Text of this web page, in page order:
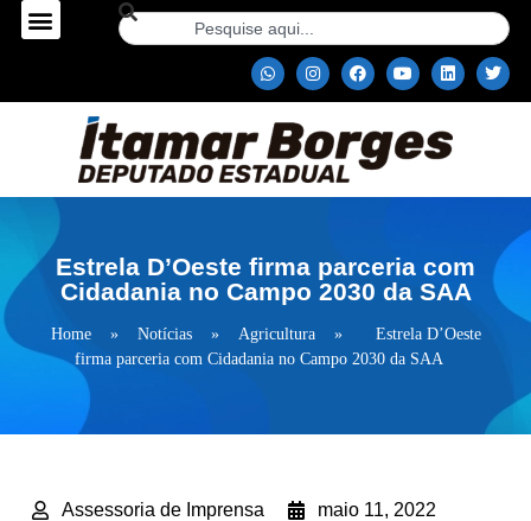
Estrela D’Oeste firma parceria com
Cidadania no Campo 2030 da SAA
Home » Notícias » Agricultura »
Estrela D’Oeste
firma parceria com Cidadania no Campo 2030 da SAA
Assessoria de Imprensa maio 11, 2022